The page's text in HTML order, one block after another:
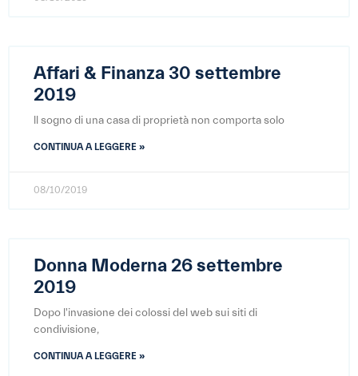
Affari & Finanza 30 settembre
2019
ll sogno di una casa di proprietà non comporta solo
CONTINUA A LEGGERE »
08/10/2019
Donna Moderna 26 settembre
2019
Dopo l'invasione dei colossi del web sui siti di
condivisione,
CONTINUA A LEGGERE »